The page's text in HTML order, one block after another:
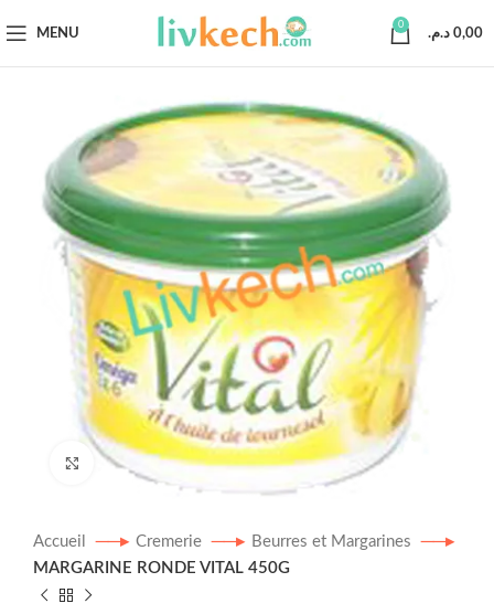
MENU
0
0,00 د.م.
Click to enlarge
Accueil Cremerie
Beurres et Margarines
MARGARINE RONDE VITAL 450G